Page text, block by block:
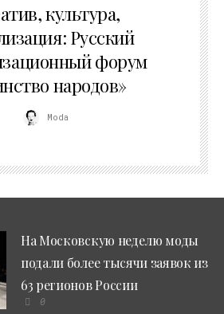
культура,
Русский
форум
народов»
Moda
На Московскую неделю моды
подали более тысячи заявок из
63 регионов России
0